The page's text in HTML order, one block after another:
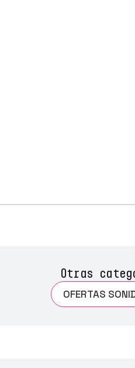
Otras
OFERTAS